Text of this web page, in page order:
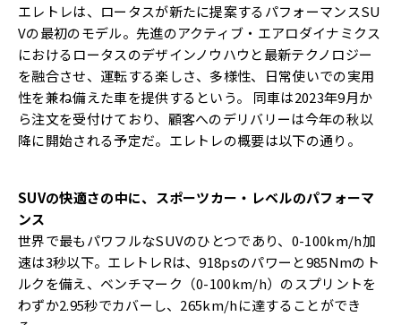
エレトレは、ロータスが新たに提案するパフォーマンスSU
Vの最初のモデル。先進のアクティブ・エアロダイナミクス
におけるロータスのデザインノウハウと最新テクノロジー
を融合させ、運転する楽しさ、多様性、日常使いでの実用
性を兼ね備えた車を提供するという。 同車は2023年9月か
ら注文を受付けており、顧客へのデリバリーは今年の秋以
降に開始される予定だ。エレトレの概要は以下の通り。
SUVの快適さの中に、スポーツカー・レベルのパフォーマ
ンス
世界で最もパワフルなSUVのひとつであり、0-100km/h加
速は3秒以下。エレトレRは、918psのパワーと985Nmのト
ルクを備え、ベンチマーク（0-100km/h）のスプリントを
わずか2.95秒でカバーし、265km/hに達することができ